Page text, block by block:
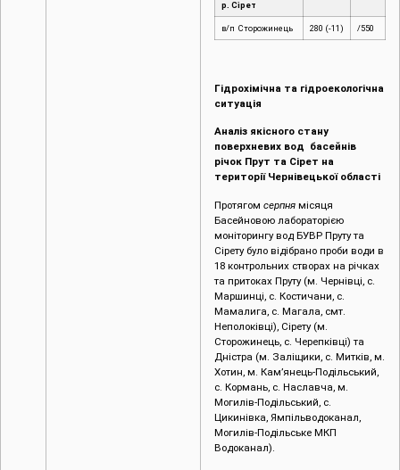
р. Сірет
в/п Сторожинець 280 (-11) /550
Гідрохімічна та гідроекологічна
ситуація
Аналіз якісного стану
поверхневих вод басейнів
річок Прут та Сірет на
території Чернівецької області
Протягом серпня місяця
Басейновою лабораторією
моніторингу вод БУВР Пруту та
Сірету було відібрано проби води в
18 контрольних створах на річках
та притоках Пруту (м. Чернівці, c.
Маршинці, с. Костичани, с.
Мамалига, с. Магала, смт.
Неполоківці), Сірету (м.
Сторожинець, с. Черепківці) та
Дністра (м. Заліщики, с. Митків, м.
Хотин, м. Кам’янець-Подільський,
с. Кормань, с. Наславча, м.
Могилів-Подільський, с.
Цикинівка, Ямпільводоканал,
Могилів-Подільське МКП
Водоканал).